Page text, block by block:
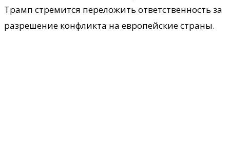
Трамп стремится переложить ответственность за
разрешение конфликта на европейские страны.